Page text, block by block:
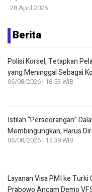
28 April 2026
Berita
Polisi Korsel, Tetapkan
yang Meninggal Sebagai
06/08/2026 | 18:53 WIB
Istilah “Perseorangan”
Membingungkan, Harus
06/08/2026 | 15:39 WIB
Layanan Visa PMI ke Turki
Prabowo Ancam Demo